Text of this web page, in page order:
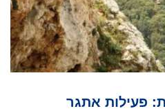
פעילות אתגר